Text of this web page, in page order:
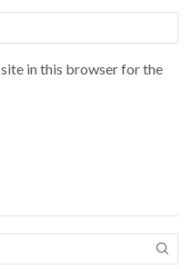
in this browser for the